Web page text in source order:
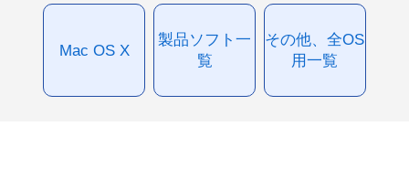
Mac OS X
製品ソフト一
覧
その他、全OS
用一覧